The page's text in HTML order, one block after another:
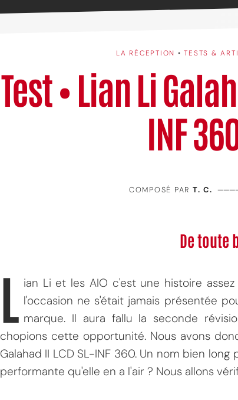
LA RÉCEPTION •TESTS &
Test • Lian Li
INF
COMPOSÉ PAR T. C.
De toute
L
ian Li et les AIO c'est une histoire
l'occasion ne s'était jamais présentée
marque. Il aura fallu la seconde
chopions cette opportunité. Nous avons
Galahad II LCD SL-INF 360. Un nom bien
performante qu'elle en a l'air ? Nous allons